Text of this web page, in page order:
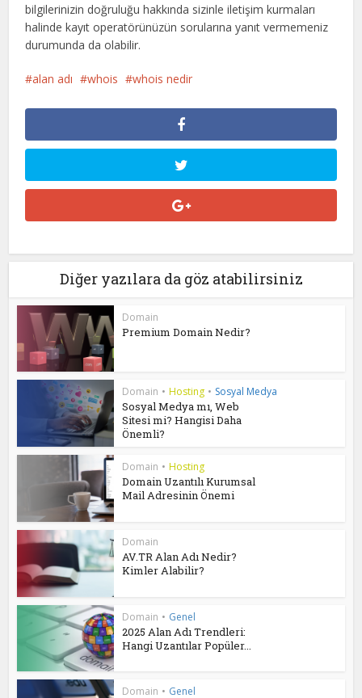
bilgilerinizin doğruluğu hakkında sizinle iletişim kurmaları
halinde kayıt operatörünüzün sorularına yanıt vermemeniz
durumunda da olabilir.
alan adı whois whois nedir
Diğer yazılara da göz atabilirsiniz
Domain
Premium Domain Nedir?
Domain • Hosting • Sosyal Medya
Sosyal Medya mı, Web
Sitesi mi? Hangisi Daha
Önemli?
Domain • Hosting
Domain Uzantılı Kurumsal
Mail Adresinin Önemi
Domain
AV.TR Alan Adı Nedir?
Kimler Alabilir?
Domain • Genel
2025 Alan Adı Trendleri:
Hangi Uzantılar Popüler...
Domain • Genel